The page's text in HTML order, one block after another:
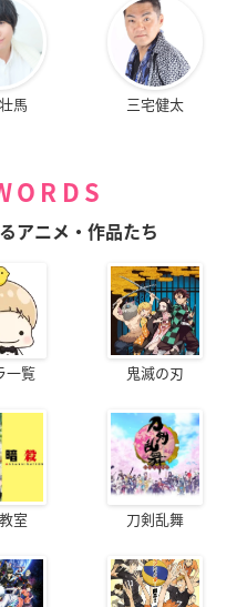
馬 三宅健太
アニメ・作品たち
一覧 鬼滅の刃
室 刀剣乱舞